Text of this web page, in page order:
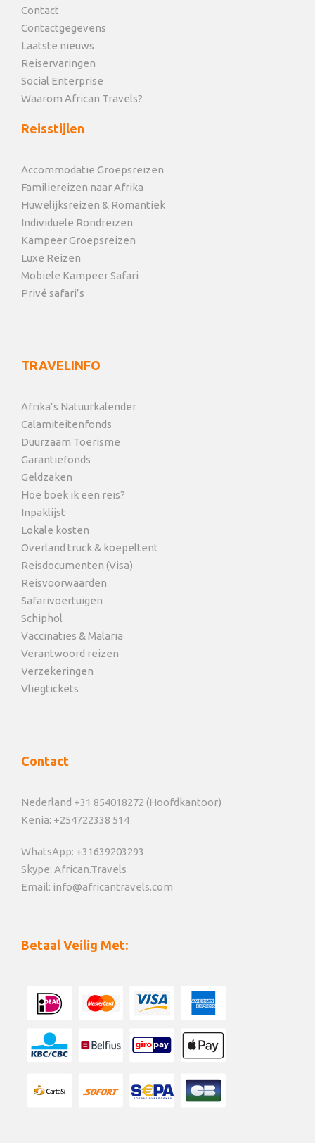
Contact
Contactgegevens
Laatste nieuws
Reiservaringen
Social Enterprise
Waarom African Travels?
Reisstijlen
Accommodatie Groepsreizen
Familiereizen naar Afrika
Huwelijksreizen & Romantiek
Individuele Rondreizen
Kampeer Groepsreizen
Luxe Reizen
Mobiele Kampeer Safari
Privé safari’s
TRAVELINFO
Afrika’s Natuurkalender
Calamiteitenfonds
Duurzaam Toerisme
Garantiefonds
Geldzaken
Hoe boek ik een reis?
Inpaklijst
Lokale kosten
Overland truck & koepeltent
Reisdocumenten (Visa)
Reisvoorwaarden
Safarivoertuigen
Schiphol
Vaccinaties & Malaria
Verantwoord reizen
Verzekeringen
Vliegtickets
Contact
Nederland +31 854018272 (Hoofdkantoor)
Kenia: +254722338 514
WhatsApp: +31639203293
Skype: African.Travels
Email: info@africantravels.com
Betaal Veilig Met: